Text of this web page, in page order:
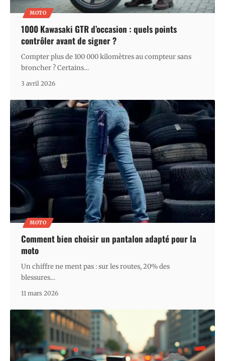
MOTO
1000 Kawasaki GTR d’occasion : quels points
contrôler avant de signer ?
Compter plus de 100 000 kilomètres au compteur sans
broncher ? Certains…
3 avril 2026
MOTO
Comment bien choisir un pantalon adapté pour la
moto
Un chiffre ne ment pas : sur les routes, 20% des
blessures…
11 mars 2026